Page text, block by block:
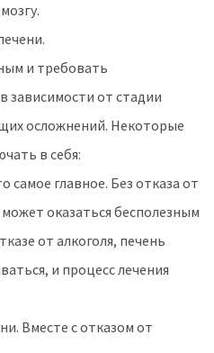
и требовать
зависимости от стадии
осложнений. Некоторые
в себя:
самое главное. Без отказа от
оказаться бесполезным
от алкоголя, печень
и процесс лечения
Вместе с отказом от